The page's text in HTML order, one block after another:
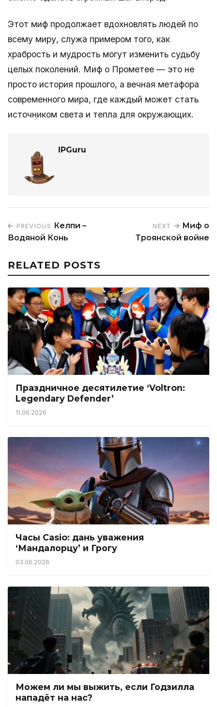
Этот миф продолжает вдохновлять людей по
всему миру, служа примером того, как
храбрость и мудрость могут изменить судьбу
целых поколений. Миф о Прометее — это не
просто история прошлого, а вечная метафора
современного мира, где каждый может стать
источником света и тепла для окружающих.
IPGuru
PREVIOUS Келпи –
Водяной Конь
NEXT
Миф о
Троянской войне
RELATED POSTS
Праздничное десятилетие ‘Voltron:
Legendary Defender’
11.06.2026
Часы Casio: дань уважения
‘Мандалорцу’ и Грогу
03.06.2026
Можем ли мы выжить, если Годзилла
нападёт на нас?